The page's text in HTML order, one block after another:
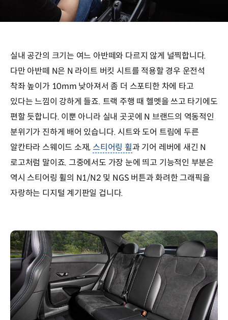
실내 공간의 크기는 여느 아반떼와 다르지 않게 널찍합니다.
다만 아반떼 N은 N 라이트 버킷 시트를 적용할 경우 운전석
착좌 높이가 10mm 낮아져서 좀 더 스포티한 차에 타고
있다는 느낌이 강하게 들죠. 트랙 주행 때 헬멧을 쓰고 타기에도
편할 듯합니다. 이뿐 아니라 실내 곳곳에 N 브랜드의 역동적인
분위기가 진하게 배어 있습니다. 시트와 도어 트림에 두른
알칸타라 스웨이드 소재,스티어링 휠과 기어 레버에 새긴 N
로고처럼 말이죠. 그중에서도 가장 눈에 띄고 기능적인 부분은
역시 스티어링 휠의 N1/N2 및 NGS 버튼과 화려한 그래픽을
자랑하는 디지털 계기판일 겁니다.